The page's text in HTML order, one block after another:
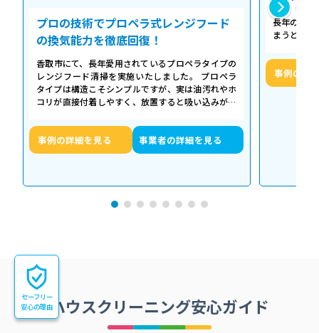
プロの技術でプロペラ式レンジフード
の換気能力を徹底回復！
香取市にて、長年愛用されているプロペラタイプの
レンジフード清掃を実施いたしました。 プロペラ
タイプは構造こそシンプルですが、実は油汚れやホ
コリが直接付着しやすく、放置すると吸い込みが悪
事例の詳細を見る 事業者の詳細を見る
える「シ
長年の調
まうとご
事例の詳
ハウスクリーニング安心ガイド
セーフリー
安心の理由